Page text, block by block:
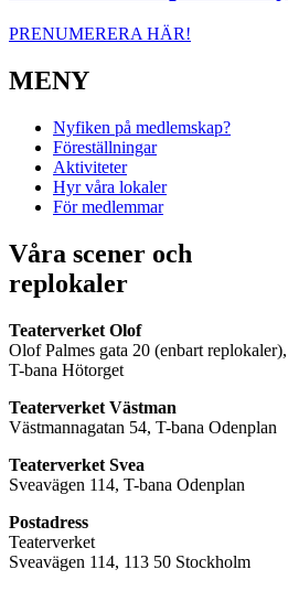
PRENUMERERA HÄR!
MENY
Nyfiken på medlemskap?
Föreställningar
Aktiviteter
Hyr våra lokaler
För medlemmar
Våra scener och
replokaler
Teaterverket Olof
Olof Palmes gata 20 (enbart replokaler),
T-bana Hötorget
Teaterverket Västman
Västmannagatan 54, T-bana Odenplan
Teaterverket Svea
Sveavägen 114, T-bana Odenplan
Postadress
Teaterverket
Sveavägen 114, 113 50 Stockholm